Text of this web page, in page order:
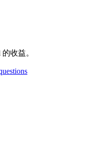
收益。